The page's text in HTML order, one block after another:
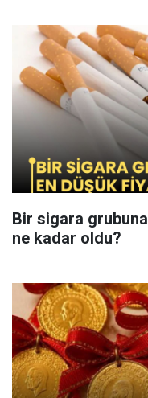
Bir sigara
ne kadar oldu?